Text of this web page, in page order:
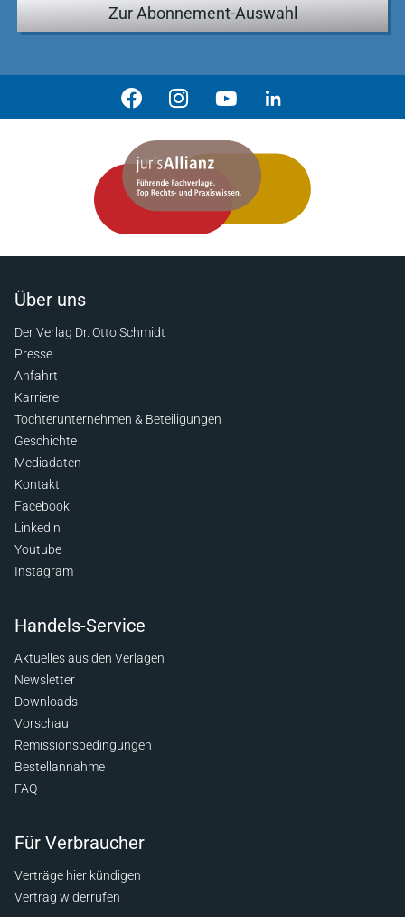
Zur Abonnement-Auswahl
Über uns
Der Verlag Dr. Otto Schmidt
Presse
Anfahrt
Karriere
Tochterunternehmen & Beteiligungen
Geschichte
Mediadaten
Kontakt
Facebook
Linkedin
Youtube
Instagram
Handels-Service
Aktuelles aus den Verlagen
Newsletter
Downloads
Vorschau
Remissionsbedingungen
Bestellannahme
FAQ
Für Verbraucher
Verträge hier kündigen
Vertrag widerrufen